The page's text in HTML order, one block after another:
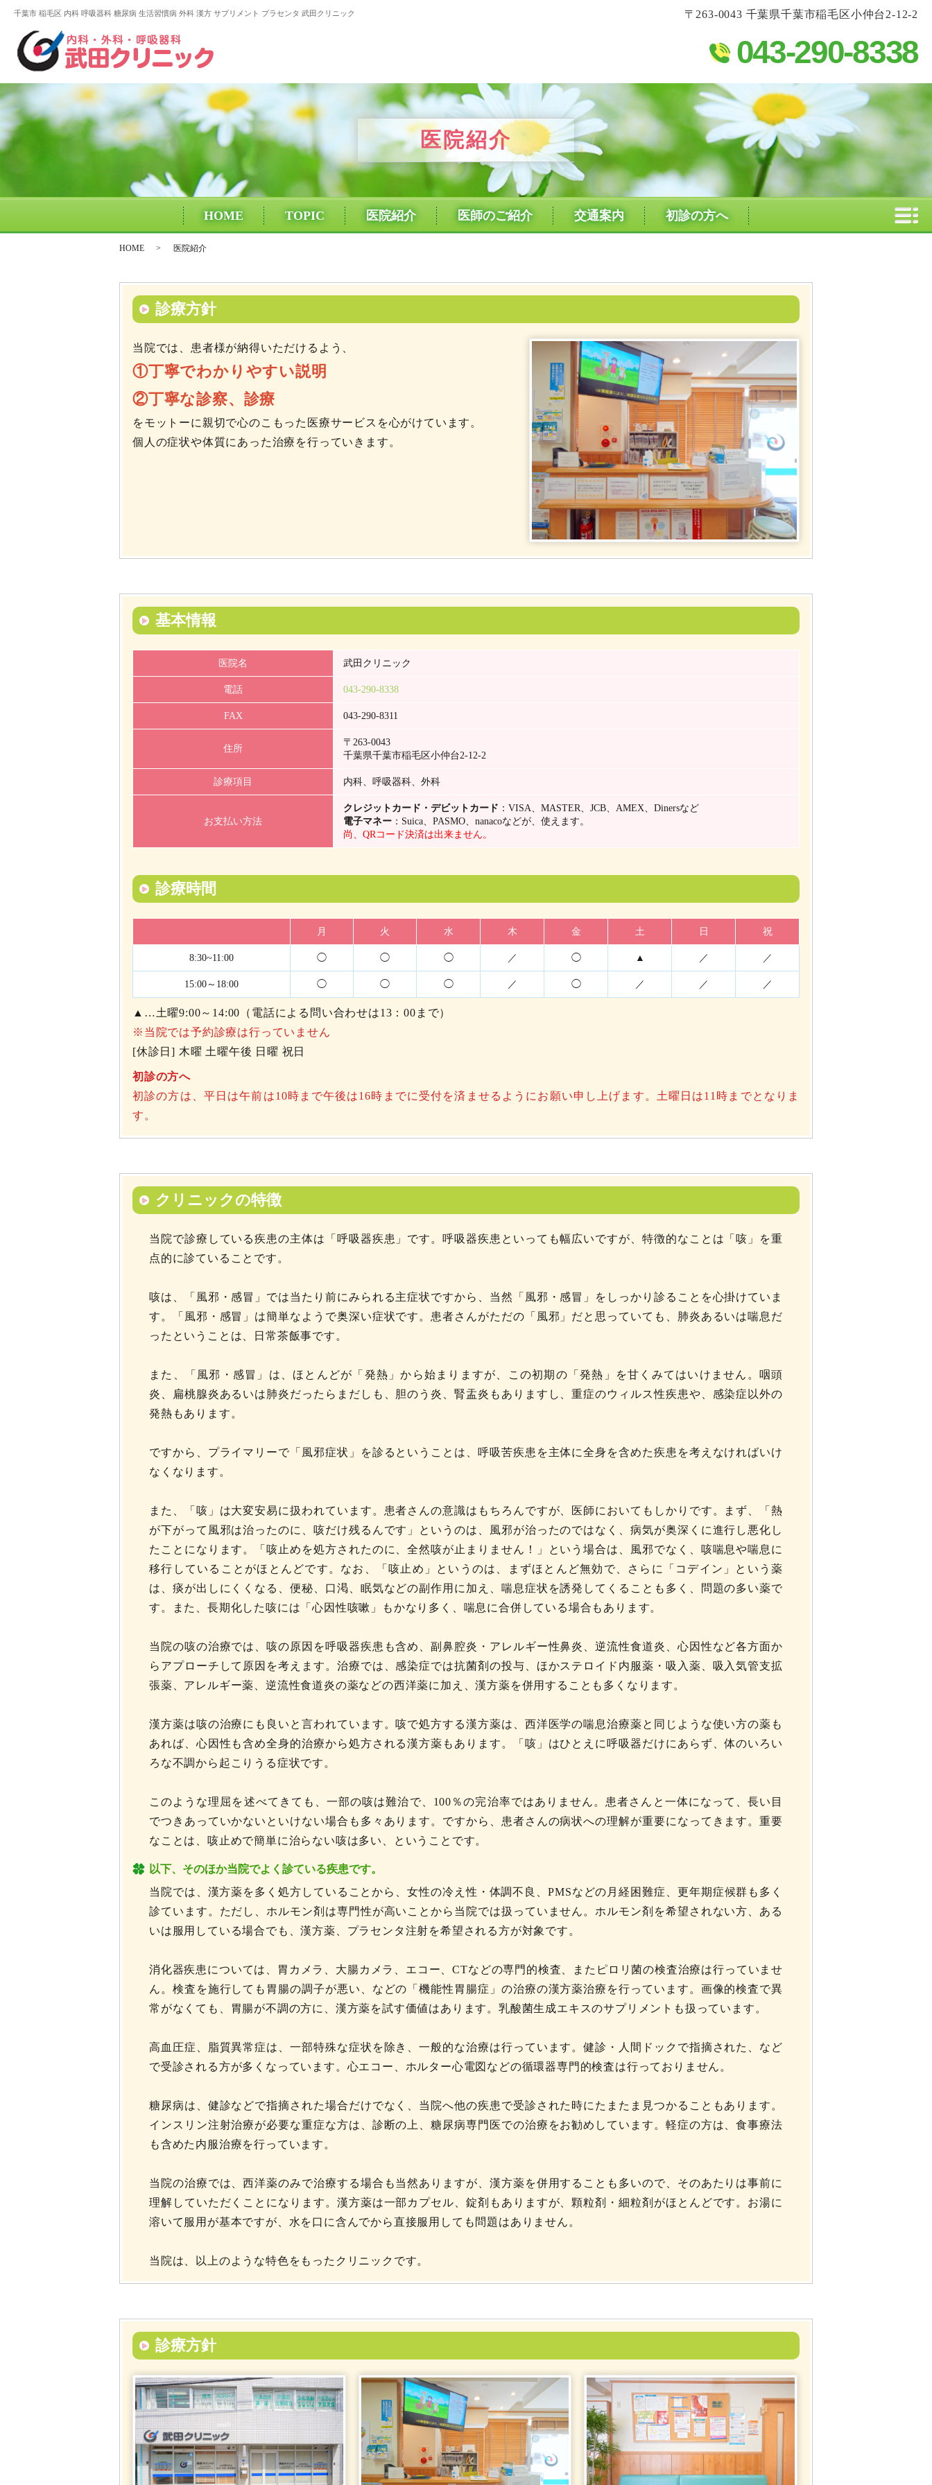
千葉市 稲毛区 内科 呼吸器科 糖尿病 生活習慣病 外科 漢方 サプリメント プラセンタ 武田クリニック 〒263-0043 千葉県千葉市稲毛区小仲台2-12-2
043-290-8338
医院紹介
HOME TOPIC 医院紹介 医師のご紹介 交通案内 初診の方へ
HOME 医院紹介
診療方針
当院では、患者様が納得いただけるよう、
①丁寧でわかりやすい説明
②丁寧な診察、診療
をモットーに親切で心のこもった医療サービスを心がけています。
個人の症状や体質にあった治療を行っていきます。
基本情報
医院名 武田クリニック
電話 043-290-8338
FAX 043-290-8311
住所
〒263-0043
千葉県千葉市稲毛区小仲台2-12-2
診療項目 内科、呼吸器科、外科
お支払い方法
クレジットカード・デビットカード ：VISA、MASTER、JCB、AMEX、Dinersなど
電子マネー ：Suica、PASMO、nanacoなどが、使えます。
尚、QRコード決済は出来ません。
診療時間
月 火 水 木 金 土 日 祝
8:30~11:00 ◯ ◯ ◯ ／ ◯ ▲ ／ ／
15:00～18:00 ◯ ◯ ◯ ／ ◯ ／ ／ ／
▲…土曜9:00～14:00（電話による問い合わせは13：00まで）
※当院では予約診療は行っていません
[休診日] 木曜 土曜午後 日曜 祝日
初診の方へ
初診の方は、平日は午前は10時まで午後は16時までに受付を済ませるようにお願い申し上げます。土曜日は11時までとなりま
す。
クリニックの特徴
当院で診療している疾患の主体は「呼吸器疾患」です。呼吸器疾患といっても幅広いですが、特徴的なことは「咳」を重
点的に診ていることです。
咳は、「風邪・感冒」では当たり前にみられる主症状ですから、当然「風邪・感冒」をしっかり診ることを心掛けていま
す。「風邪・感冒」は簡単なようで奥深い症状です。患者さんがただの「風邪」だと思っていても、肺炎あるいは喘息だ
ったということは、日常茶飯事です。
また、「風邪・感冒」は、ほとんどが「発熱」から始まりますが、この初期の「発熱」を甘くみてはいけません。咽頭
炎、扁桃腺炎あるいは肺炎だったらまだしも、胆のう炎、腎盂炎もありますし、重症のウィルス性疾患や、感染症以外の
発熱もあります。
ですから、プライマリーで「風邪症状」を診るということは、呼吸苦疾患を主体に全身を含めた疾患を考えなければいけ
なくなります。
また、「咳」は大変安易に扱われています。患者さんの意識はもちろんですが、医師においてもしかりです。まず、「熱
が下がって風邪は治ったのに、咳だけ残るんです」というのは、風邪が治ったのではなく、病気が奥深くに進行し悪化し
たことになります。「咳止めを処方されたのに、全然咳が止まりません！」という場合は、風邪でなく、咳喘息や喘息に
移行していることがほとんどです。なお、「咳止め」というのは、まずほとんど無効で、さらに「コデイン」という薬
は、痰が出しにくくなる、便秘、口渇、眠気などの副作用に加え、喘息症状を誘発してくることも多く、問題の多い薬で
す。また、長期化した咳には「心因性咳嗽」もかなり多く、喘息に合併している場合もあります。
当院の咳の治療では、咳の原因を呼吸器疾患も含め、副鼻腔炎・アレルギー性鼻炎、逆流性食道炎、心因性など各方面か
らアプローチして原因を考えます。治療では、感染症では抗菌剤の投与、ほかステロイド内服薬・吸入薬、吸入気管支拡
張薬、アレルギー薬、逆流性食道炎の薬などの西洋薬に加え、漢方薬を併用することも多くなります。
漢方薬は咳の治療にも良いと言われています。咳で処方する漢方薬は、西洋医学の喘息治療薬と同じような使い方の薬も
あれば、心因性も含め全身的治療から処方される漢方薬もあります。「咳」はひとえに呼吸器だけにあらず、体のいろい
ろな不調から起こりうる症状です。
このような理屈を述べてきても、一部の咳は難治で、100％の完治率ではありません。患者さんと一体になって、長い目
でつきあっていかないといけない場合も多々あります。ですから、患者さんの病状への理解が重要になってきます。重要
なことは、咳止めで簡単に治らない咳は多い、ということです。
以下、そのほか当院でよく診ている疾患です。
当院では、漢方薬を多く処方していることから、女性の冷え性・体調不良、PMSなどの月経困難症、更年期症候群も多く
診ています。ただし、ホルモン剤は専門性が高いことから当院では扱っていません。ホルモン剤を希望されない方、ある
いは服用している場合でも、漢方薬、プラセンタ注射を希望される方が対象です。
消化器疾患については、胃カメラ、大腸カメラ、エコー、CTなどの専門的検査、またピロリ菌の検査治療は行っていませ
ん。検査を施行しても胃腸の調子が悪い、などの「機能性胃腸症」の治療の漢方薬治療を行っています。画像的検査で異
常がなくても、胃腸が不調の方に、漢方薬を試す価値はあります。乳酸菌生成エキスのサプリメントも扱っています。
高血圧症、脂質異常症は、一部特殊な症状を除き、一般的な治療は行っています。健診・人間ドックで指摘された、など
で受診される方が多くなっています。心エコー、ホルター心電図などの循環器専門的検査は行っておりません。
糖尿病は、健診などで指摘された場合だけでなく、当院へ他の疾患で受診された時にたまたま見つかることもあります。
インスリン注射治療が必要な重症な方は、診断の上、糖尿病専門医での治療をお勧めしています。軽症の方は、食事療法
も含めた内服治療を行っています。
当院の治療では、西洋薬のみで治療する場合も当然ありますが、漢方薬を併用することも多いので、そのあたりは事前に
理解していただくことになります。漢方薬は一部カプセル、錠剤もありますが、顆粒剤・細粒剤がほとんどです。お湯に
溶いて服用が基本ですが、水を口に含んでから直接服用しても問題はありません。
当院は、以上のような特色をもったクリニックです。
診療方針